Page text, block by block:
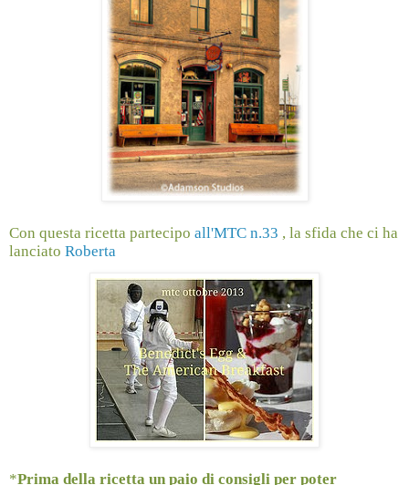
Con questa ricetta partecipo all'MTC n.33 , la sfida che ci ha
lanciato Roberta
*Prima della ricetta un paio di consigli per poter